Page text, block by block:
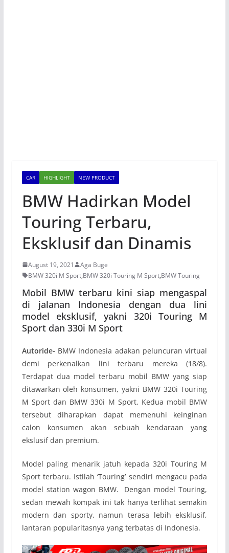
CAR HIGHLIGHT NEW PRODUCT
BMW Hadirkan Model
Touring Terbaru,
Eksklusif dan Dinamis
August 19, 2021
Aga Buge
BMW 320i M Sport,BMW 320i Touring M Sport,BMW Touring
Mobil BMW terbaru kini siap mengaspal
di jalanan Indonesia dengan dua lini
model eksklusif, yakni 320i Touring M
Sport dan 330i M Sport
Autoride- BMW Indonesia adakan peluncuran virtual
demi perkenalkan lini terbaru mereka (18/8).
Terdapat dua model terbaru mobil BMW yang siap
ditawarkan oleh konsumen, yakni BMW 320i Touring
M Sport dan BMW 330i M Sport. Kedua mobil BMW
tersebut diharapkan dapat memenuhi keinginan
calon konsumen akan sebuah kendaraan yang
ekslusif dan premium.
Model paling menarik jatuh kepada 320i Touring M
Sport terbaru. Istilah ‘Touring’ sendiri mengacu pada
model station wagon BMW. Dengan model Touring,
sedan mewah kompak ini tak hanya terlihat semakin
modern dan sporty, namun terasa lebih eksklusif,
lantaran popularitasnya yang terbatas di Indonesia.